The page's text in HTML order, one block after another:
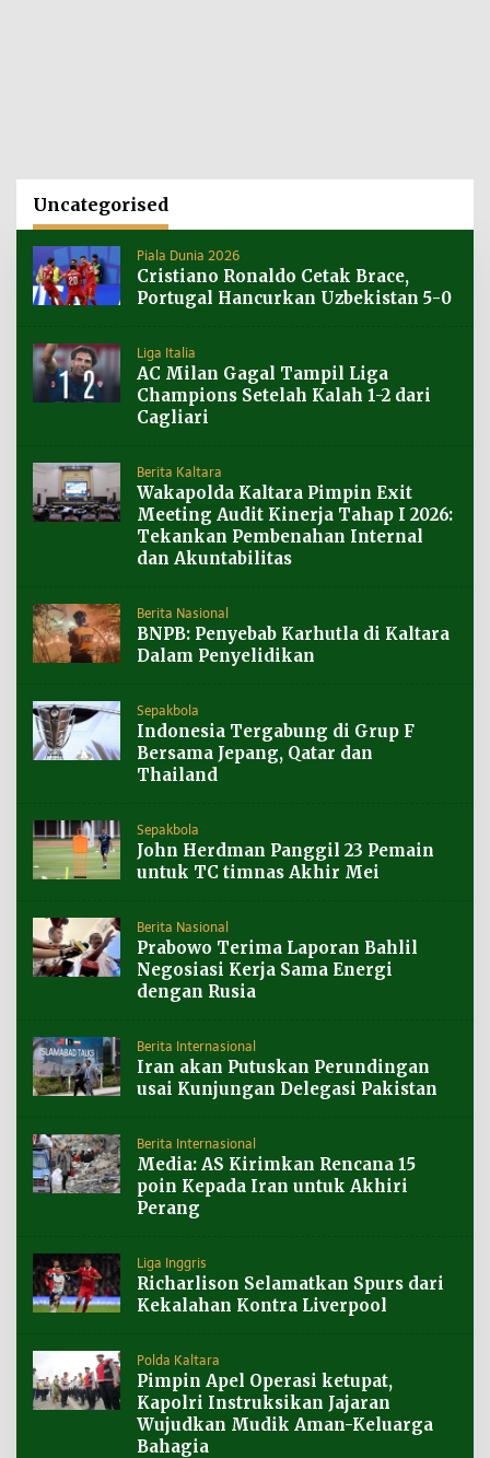
Uncategorised
Piala Dunia 2026
Cristiano Ronaldo Cetak Brace,
Portugal Hancurkan Uzbekistan 5-0
Liga Italia
AC Milan Gagal Tampil Liga
Champions Setelah Kalah 1-2 dari
Cagliari
Berita Kaltara
Wakapolda Kaltara Pimpin Exit
Meeting Audit Kinerja Tahap I 2026:
Tekankan Pembenahan Internal
dan Akuntabilitas
Berita Nasional
BNPB: Penyebab Karhutla di Kaltara
Dalam Penyelidikan
Sepakbola
Indonesia Tergabung di Grup F
Bersama Jepang, Qatar dan
Thailand
Sepakbola
John Herdman Panggil 23 Pemain
untuk TC timnas Akhir Mei
Berita Nasional
Prabowo Terima Laporan Bahlil
Negosiasi Kerja Sama Energi
dengan Rusia
Berita Internasional
Iran akan Putuskan Perundingan
usai Kunjungan Delegasi Pakistan
Berita Internasional
Media: AS Kirimkan Rencana 15
poin Kepada Iran untuk Akhiri
Perang
Liga Inggris
Richarlison Selamatkan Spurs dari
Kekalahan Kontra Liverpool
Polda Kaltara
Pimpin Apel Operasi ketupat,
Kapolri Instruksikan Jajaran
Wujudkan Mudik Aman-Keluarga
Bahagia